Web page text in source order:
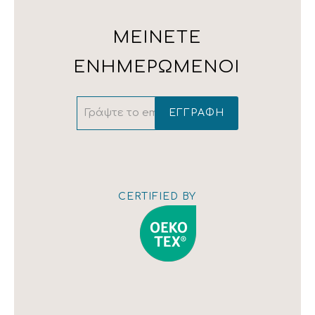
ΜΕΙΝΕΤΕ
ΕΝΗΜΕΡΩΜΕΝΟΙ
CERTIFIED BY